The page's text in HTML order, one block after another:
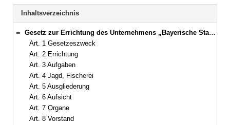
BAYERN.RECHT
letzten
Suche
Navigation
Inhaltsverzeichnis
Bereich reduzieren
Gesetz zur Errichtung des Unternehmens „Bayerische Staatsforsten“ (Staatsforstengesetz – StFoG) Vom 9. Mai 2005 (GVBl. S. 138) BayRS 7902-0-W (Art. 1–21)
Art. 1 Gesetzeszweck
Art. 2 Errichtung
Art. 3 Aufgaben
Art. 4 Jagd, Fischerei
Art. 5 Ausgliederung
Art. 6 Aufsicht
Art. 7 Organe
Art. 8 Vorstand